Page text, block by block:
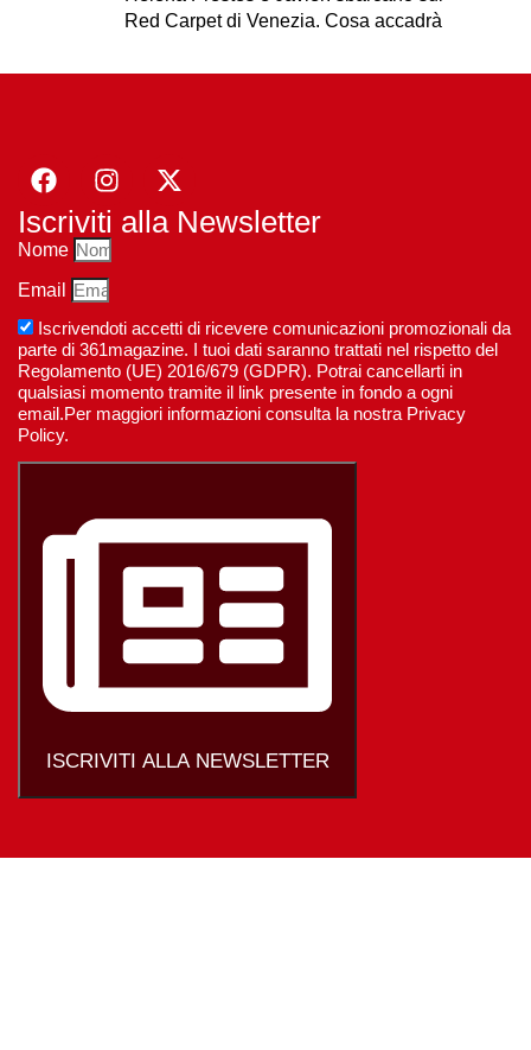
Red Carpet di Venezia. Cosa accadrà
Iscriviti alla Newsletter
Nome
Email
Iscrivendoti accetti di ricevere comunicazioni promozionali da
parte di 361magazine. I tuoi dati saranno trattati nel rispetto del
Regolamento (UE) 2016/679 (GDPR). Potrai cancellarti in
qualsiasi momento tramite il link presente in fondo a ogni
email.Per maggiori informazioni consulta la nostra Privacy
Policy.
ISCRIVITI ALLA NEWSLETTER